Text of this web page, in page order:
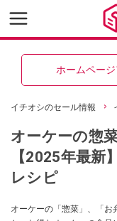
ホームペー
イチオシのセール情報
オーケーの惣
【2025年最
レシピ
オーケーの「惣菜」、「お